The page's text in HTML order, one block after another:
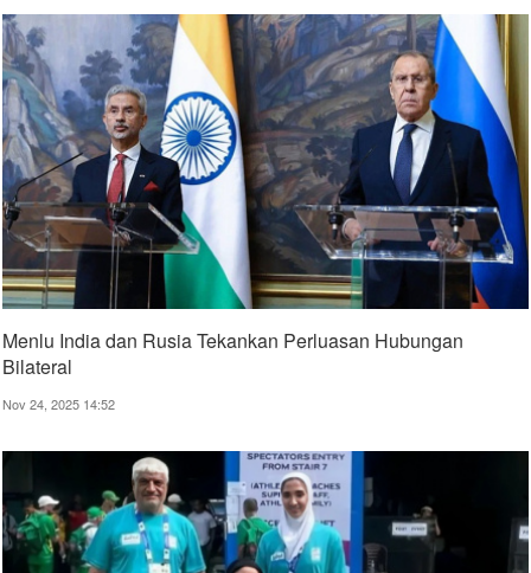
Menlu India dan Rusia Tekankan Perluasan Hubungan
Bilateral
Nov 24, 2025 14:52